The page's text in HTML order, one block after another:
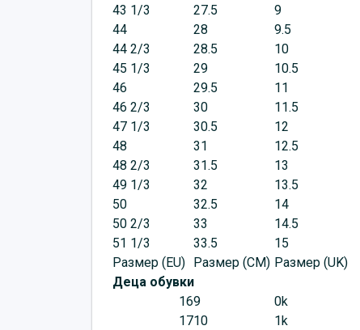
43 1/3
27.5
9
44
28
9.5
44 2/3
28.5
10
45 1/3
29
10.5
46
29.5
11
46 2/3
30
11.5
47 1/3
30.5
12
48
31
12.5
48 2/3
31.5
13
49 1/3
32
13.5
50
32.5
14
50 2/3
33
14.5
51 1/3
33.5
15
Размер (EU)
Размер (CM) Размер (UK)
Деца обувки
169
0k
1710
1k